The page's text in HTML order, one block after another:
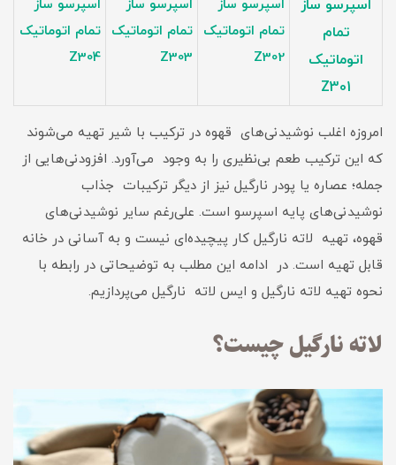
اسپرسو ساز
تمام
اتوماتیک
Z301
اسپرسو ساز
تمام اتوماتیک
Z302
اسپرسو ساز
تمام اتوماتیک
Z303
اسپرسو ساز
تمام اتوماتیک
Z304
امروزه اغلب نوشیدنی‌های قهوه در ترکیب با شیر تهیه می‌شوند
که این ترکیب طعم بی‌نظیری را به وجود می‌آورد. افزودنی‌هایی از
جمله؛ عصاره یا پودر نارگیل نیز از دیگر ترکیبات جذاب
نوشیدنی‌های پایه اسپرسو است. علی‌رغم سایر نوشیدنی‌های
قهوه، تهیه لاته نارگیل کار پیچیده‌ای نیست و به‌ آسانی در خانه
قابل‌ تهیه است. در ادامه این مطلب به توضیحاتی در رابطه ‌با
نحوه تهیه لاته نارگیل و ایس لاته نارگیل می‌پردازیم.
لاته نارگیل چیست؟